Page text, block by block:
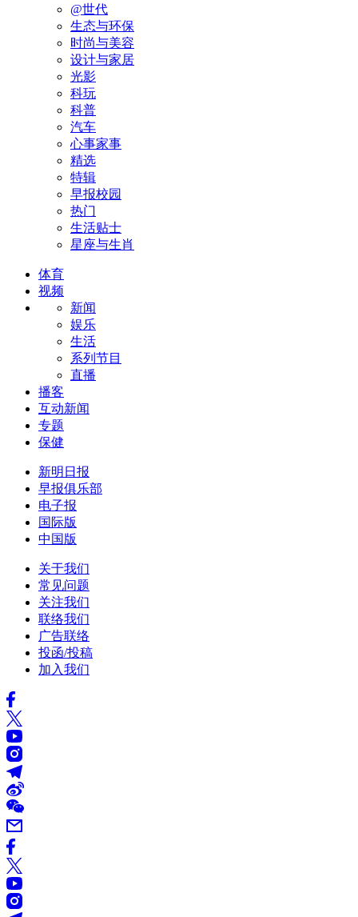
@世代
生态与环保
时尚与美容
设计与家居
光影
科玩
科普
汽车
心事家事
精选
特辑
早报校园
热门
生活贴士
星座与生肖
体育
视频
新闻
娱乐
生活
系列节目
直播
播客
互动新闻
专题
保健
新明日报
早报俱乐部
电子报
国际版
中国版
关于我们
常见问题
关注我们
联络我们
广告联络
投函/投稿
加入我们